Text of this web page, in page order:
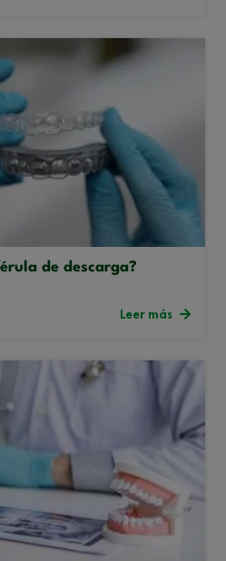
de descarga?
Leer más